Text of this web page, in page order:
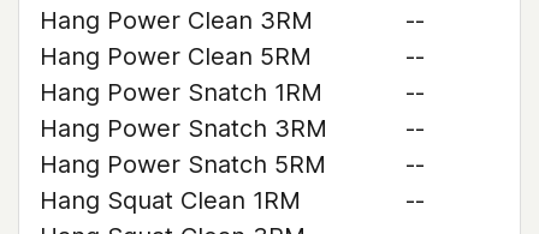
Hang Power Clean 3RM
--
Hang Power Clean 5RM
--
Hang Power Snatch 1RM
--
Hang Power Snatch 3RM
--
Hang Power Snatch 5RM
--
Hang Squat Clean 1RM
--